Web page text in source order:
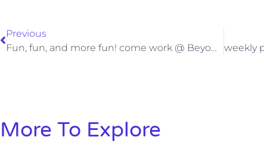
Previous
Fun, fun, and more fun! come work @ Beyond
More To Explore